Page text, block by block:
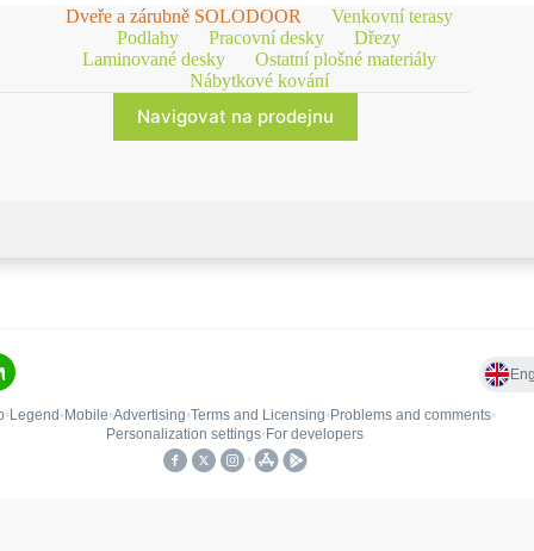
Dveře a zárubně SOLODOOR
Venkovní terasy
Podlahy
Pracovní desky
Dřezy
Laminované desky
Ostatní plošné materiály
Nábytkové kování
Navigovat na prodejnu